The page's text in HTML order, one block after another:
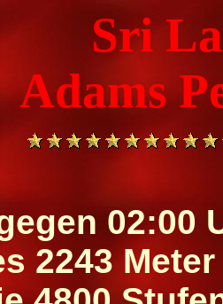
Sri
Adams
02:00
2243